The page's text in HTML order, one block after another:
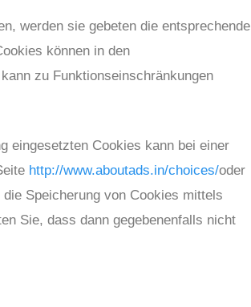
werden sie gebeten die entsprechende
können in den
zu Funktionseinschränkungen
eingesetzten Cookies kann bei einer
http://www.aboutads.in/choices/oder
Speicherung von Cookies mittels
Sie, dass dann gegebenenfalls nicht